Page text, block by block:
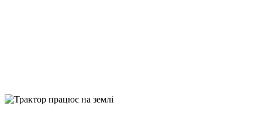
Link
Print